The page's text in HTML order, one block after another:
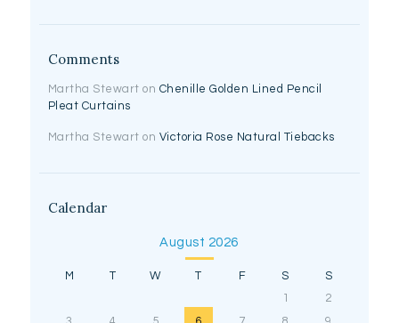
Comments
Martha Stewart on Chenille Golden Lined Pencil
Pleat Curtains
Martha Stewart on Victoria Rose Natural Tiebacks
Calendar
August 2026
M T W T F S
S
1
2